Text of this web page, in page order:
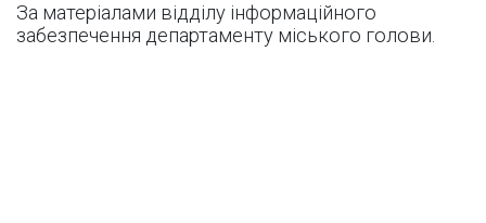
За матеріалами відділу інформаційного
забезпечення департаменту міського голови.